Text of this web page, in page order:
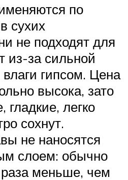
по
сухих
не подходят для
из-за сильной
гипсом. Цена
высока, зато
гладкие, легко
сохнут.
не наносятся
слоем: обычно
раза меньше, чем